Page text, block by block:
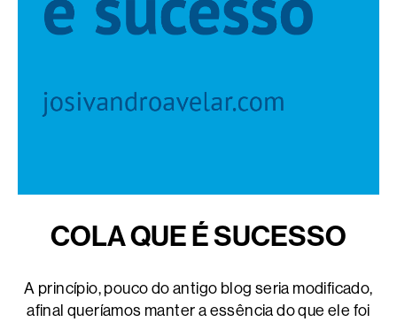
COLA QUE É SUCESSO
A princípio, pouco do antigo blog seria modificado,
afinal queríamos manter a essência do que ele foi